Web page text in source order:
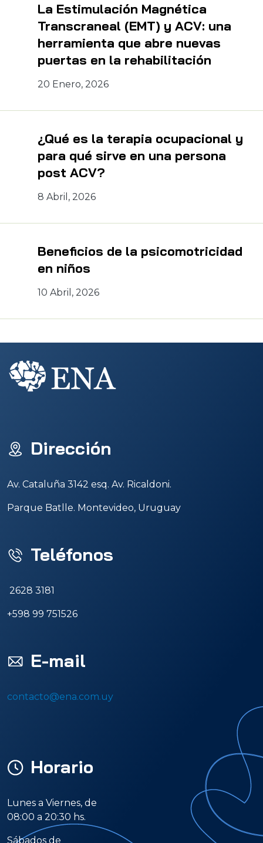
La Estimulación Magnética
Transcraneal (EMT) y ACV: una
herramienta que abre nuevas
puertas en la rehabilitación
20 Enero, 2026
¿Qué es la terapia ocupacional y
para qué sirve en una persona
post ACV?
8 Abril, 2026
Beneficios de la psicomotricidad
en niños
10 Abril, 2026
Dirección
Av. Cataluña 3142 esq. Av. Ricaldoni.
Parque Batlle. Montevideo, Uruguay
Teléfonos
2628 3181
+598 99 751526
E-mail
contacto@ena.com.uy
Horario
Lunes a Viernes, de
08:00 a 20:30 hs.
Sábados de